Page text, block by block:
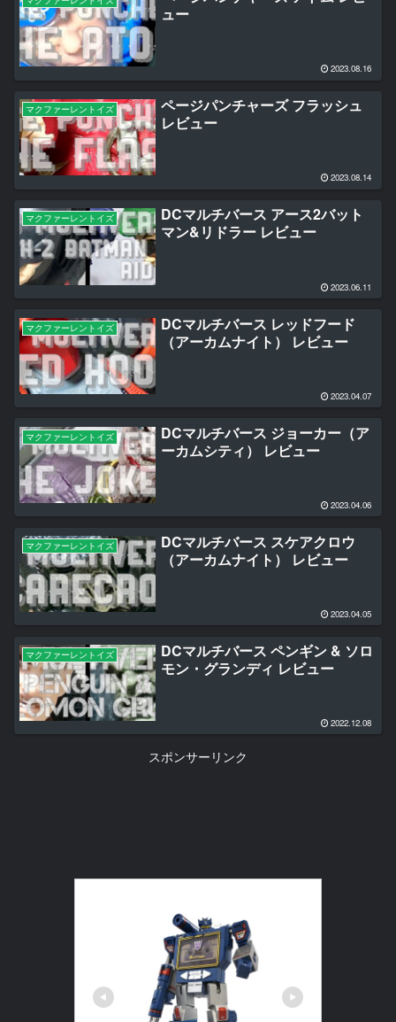
ュー
2023.08.16
マクファーレントイズ
ページパンチャーズ フラッシュ
レビュー
2023.08.14
マクファーレントイズ
DCマルチバース アース2バット
マン&リドラー レビュー
2023.06.11
マクファーレントイズ
DCマルチバース レッドフード
（アーカムナイト） レビュー
2023.04.07
マクファーレントイズ
DCマルチバース ジョーカー（ア
ーカムシティ） レビュー
2023.04.06
マクファーレントイズ
DCマルチバース スケアクロウ
（アーカムナイト） レビュー
2023.04.05
マクファーレントイズ
DCマルチバース ペンギン & ソロ
モン・グランディ レビュー
2022.12.08
スポンサーリンク